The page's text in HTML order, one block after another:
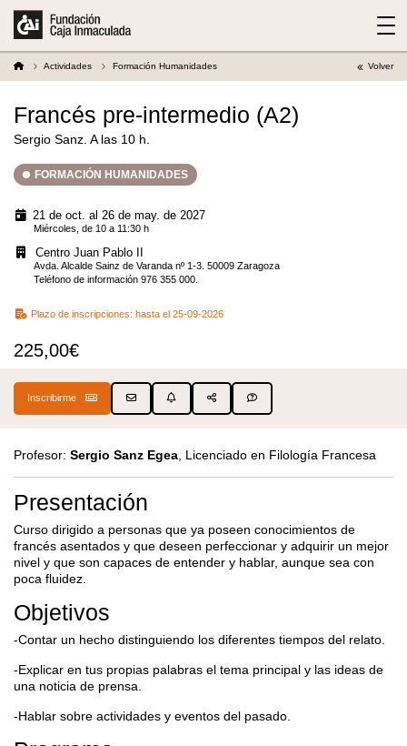
Actividades Formación Humanidades Volver
Francés pre-intermedio (A2)
Sergio Sanz. A las 10 h.
FORMACIÓN HUMANIDADES
21 de oct. al 26 de may. de 2027
Miércoles, de 10 a 11:30 h
Centro Juan Pablo II
Avda. Alcalde Sainz de Varanda nº 1-3. 50009 Zaragoza
Teléfono de información 976 355 000.
Plazo de inscripciones: hasta el 25-09-2026
225,00€
Inscribirme
Profesor: Sergio Sanz Egea , Licenciado en Filología Francesa
Presentación
Curso dirigido a personas que ya poseen conocimientos de
francés asentados y que deseen perfeccionar y adquirir un mejor
nivel y que son capaces de entender y hablar, aunque sea con
poca fluidez.
Objetivos
-Contar un hecho distinguiendo los diferentes tiempos del relato.
-Explicar en tus propias palabras el tema principal y las ideas de
una noticia de prensa.
-Hablar sobre actividades y eventos del pasado.